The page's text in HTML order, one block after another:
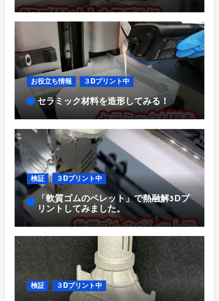
お役立ち情報 ３Dプリント中
セラミック材料を造形してみる！
検証 ３Dプリント中
「軟質ゴムのペレット」で熱融解3Dプ
リントしてみました。
検証 ３Dプリント中